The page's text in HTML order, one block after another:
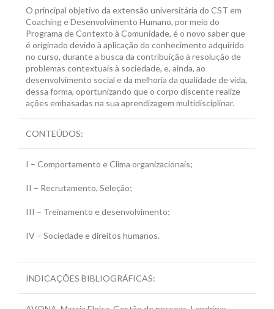
O principal objetivo da extensão universitária do CST em
Coaching e Desenvolvimento Humano, por meio do
Programa de Contexto à Comunidade, é o novo saber que
é originado devido à aplicação do conhecimento adquirido
no curso, durante a busca da contribuição à resolução de
problemas contextuais à sociedade, e, ainda, ao
desenvolvimento social e da melhoria da qualidade de vida,
dessa forma, oportunizando que o corpo discente realize
ações embasadas na sua aprendizagem multidisciplinar.
CONTEÚDOS:
I – Comportamento e Clima organizacionais;
II – Recrutamento, Seleção;
III – Treinamento e desenvolvimento;
IV – Sociedade e direitos humanos.
INDICAÇÕES BIBLIOGRÁFICAS: